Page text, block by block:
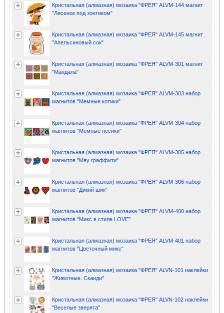
Кристальная (алмазная) мозаика "ФРЕЯ" ALVM-144 магнит
"Лисенок под зонтиком"
Кристальная (алмазная) мозаика "ФРЕЯ" ALVM-145 магнит
"Апельсиновый сок"
Кристальная (алмазная) мозаика "ФРЕЯ" ALVM-301 магнит
"Мандала"
Кристальная (алмазная) мозаика "ФРЕЯ" ALVM-303 набор
магнитов "Мемные котики"
Кристальная (алмазная) мозаика "ФРЕЯ" ALVM-304 набор
магнитов "Мемные песики"
Кристальная (алмазная) мозаика "ФРЕЯ" ALVM-305 набор
магнитов "Мяу граффити"
Кристальная (алмазная) мозаика "ФРЕЯ" ALVM-306 набор
магнитов "Дикий шик"
Кристальная (алмазная) мозаика "ФРЕЯ" ALVM-400 набор
магнитов "Микс в стиле LOVE"
Кристальная (алмазная) мозаика "ФРЕЯ" ALVM-401 набор
магнитов "Цветочный микс"
Кристальная (алмазная) мозаика "ФРЕЯ" ALVN-101 наклейки
"Животные. Сканди"
Кристальная (алмазная) мозаика "ФРЕЯ" ALVN-102 наклейки
"Веселые зверята"